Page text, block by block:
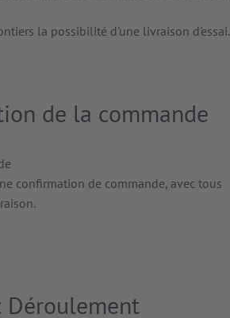
la possibilité d'une livraison d'essai.
de la commande
confirmation de commande, avec tous
Déroulement